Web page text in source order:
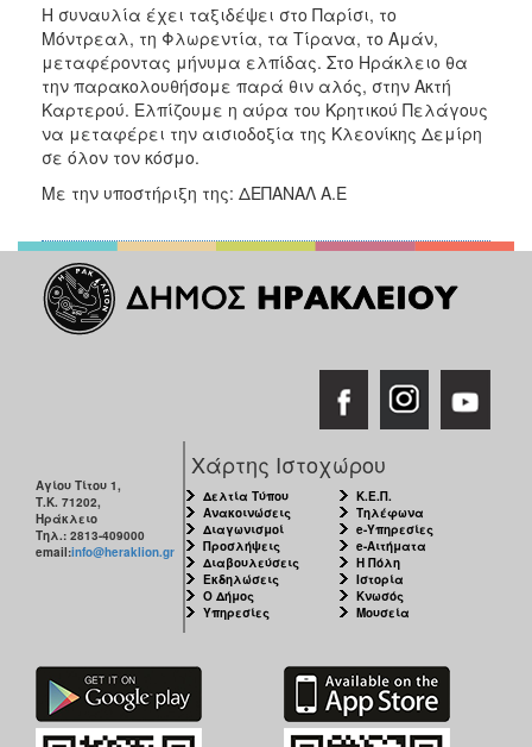
Η συναυλία έχει ταξιδέψει στο Παρίσι, το
Μόντρεαλ, τη Φλωρεντία, τα Τίρανα, το Αμάν,
μεταφέροντας μήνυμα ελπίδας. Στο Ηράκλειο θα
την παρακολουθήσομε παρά θιν αλός, στην Ακτή
Καρτερού. Ελπίζουμε η αύρα του Κρητικού Πελάγους
να μεταφέρει την αισιοδοξία της Κλεονίκης Δεμίρη
σε όλον τον κόσμο.
Με την υποστήριξη της: ΔΕΠΑΝΑΛ Α.Ε
Αγίου Τίτου 1,
Τ.Κ. 71202,
Ηράκλειο
Τηλ.: 2813-409000
email:info@heraklion.gr
Χάρτης Ιστοχώρου
Δελτία Τύπου
Ανακοινώσεις
Διαγωνισμοί
Προσλήψεις
Διαβουλεύσεις
Εκδηλώσεις
Ο Δήμος
Υπηρεσίες
Κ.Ε.Π.
Τηλέφωνα
e-Υπηρεσίες
e-Αιτήματα
Η Πόλη
Ιστορία
Κνωσός
Μουσεία